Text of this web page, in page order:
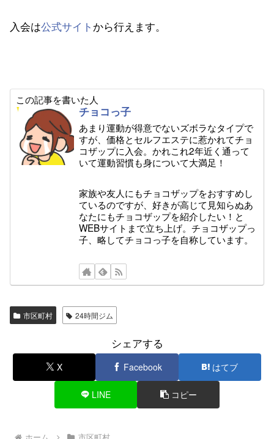
入会は公式サイト から行えます。
この記事を書いた人
チョコっ子
あまり運動が得意でないズボラなタイプで
すが、価格とセルフエステに惹かれてチョ
コザップに入会。かれこれ2年近く通って
いて運動習慣も身について大満足！
家族や友人にもチョコザップをおすすめし
ているのですが、好きが高じて見知らぬあ
なたにもチョコザップを紹介したい！と
WEBサイトまで立ち上げ。チョコザップっ
子、略してチョコっ子を自称しています。
市区町村 24時間ジム
シェアする
X Facebook はてブ
LINE コピー